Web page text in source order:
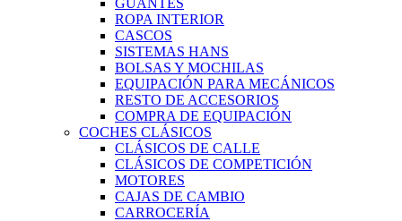
GUANTES
ROPA INTERIOR
CASCOS
SISTEMAS HANS
BOLSAS Y MOCHILAS
EQUIPACIÓN PARA MECÁNICOS
RESTO DE ACCESORIOS
COMPRA DE EQUIPACIÓN
COCHES CLÁSICOS
CLÁSICOS DE CALLE
CLÁSICOS DE COMPETICIÓN
MOTORES
CAJAS DE CAMBIO
CARROCERÍA